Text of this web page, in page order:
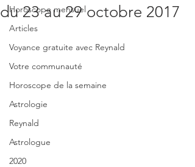
Horoscope mensuel
Articles
Voyance gratuite avec Reynald
Votre communauté
Horoscope de la semaine
Astrologie
Reynald
Astrologue
2020
du 23 au 29 octobre 2017